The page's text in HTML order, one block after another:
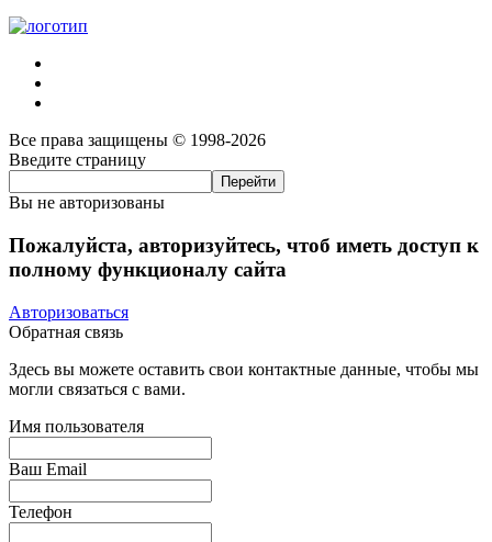
Все права защищены © 1998-2026
Введите страницу
Вы не авторизованы
Пожалуйста, авторизуйтесь, чтоб иметь доступ к
полному функционалу сайта
Авторизоваться
Обратная связь
Здесь вы можете оставить свои контактные данные, чтобы мы
могли связаться с вами.
Имя пользователя
Ваш Email
Телефон